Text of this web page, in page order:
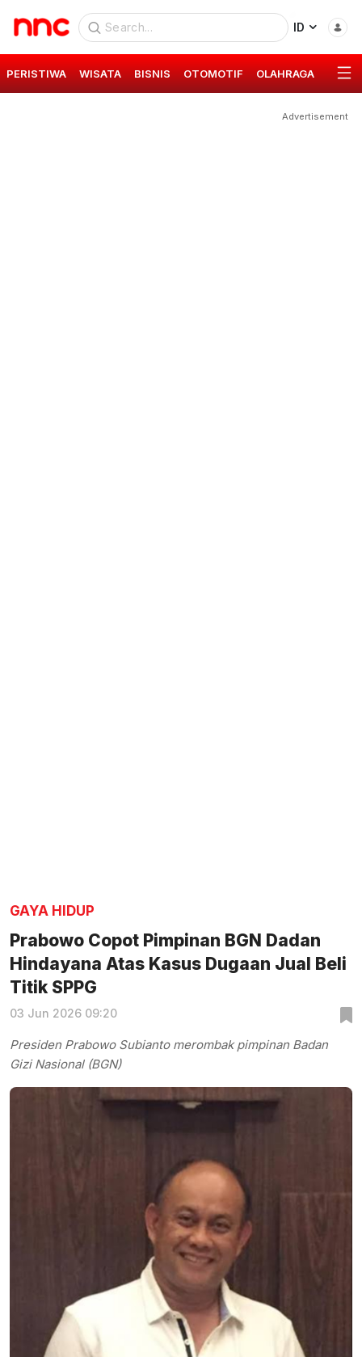
ID
PERISTIWA WISATA BISNIS OTOMOTIF OLAHRAGA GAYA
Advertisement
GAYA HIDUP
Prabowo Copot Pimpinan BGN Dadan
Hindayana Atas Kasus Dugaan Jual Beli
Titik SPPG
03 Jun 2026 09:20
Presiden Prabowo Subianto merombak pimpinan Badan
Gizi Nasional (BGN)